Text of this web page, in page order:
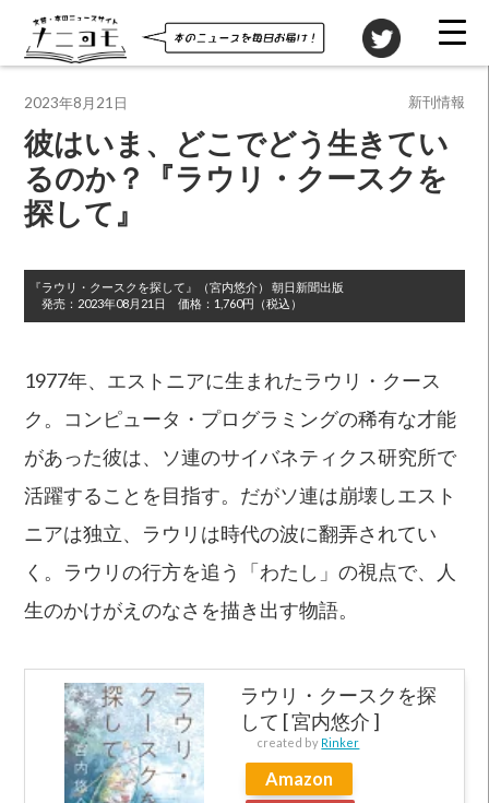
彼はいま、どこでどう生きてい
るのか？『ラウリ・クースクを
探して』
『ラウリ・クースクを探して』 （宮内悠介）
朝日新聞出版
発売： 2023年08月21日 価格： 1,760円（税込）
1977年、エストニアに生まれたラウリ・クース
ク。コンピュータ・プログラミングの稀有な才能
があった彼は、ソ連のサイバネティクス研究所で
活躍することを目指す。だがソ連は崩壊しエスト
ニアは独立、ラウリは時代の波に翻弄されてい
く。ラウリの行方を追う「わたし」の視点で、人
生のかけがえのなさを描き出す物語。
ラウリ・クースクを探
して [ 宮内悠介 ]
created by Rinker
Amazon
2023年8月21日 新刊情報